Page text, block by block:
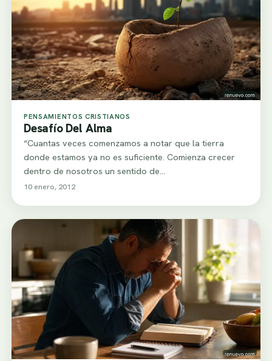
PENSAMIENTOS CRISTIANOS
Desafío Del Alma
“Cuantas veces comenzamos a notar que la tierra
donde estamos ya no es suficiente. Comienza crecer
dentro de nosotros un sentido de…
10 enero, 2012